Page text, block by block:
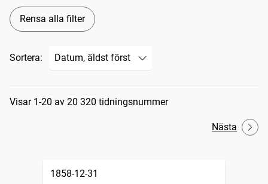
Rensa alla filter
Sortera:
Sökresultat
Visar 1-20 av 20 320 tidningsnummer
Nästa
1858-12-31